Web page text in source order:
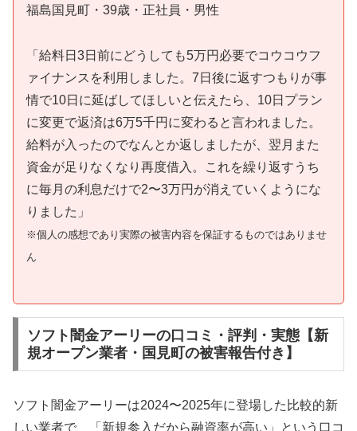
福島国見町・39歳・正社員・男性
「給料日3日前にどうしても5万円必要でコウコウフ
ァイナンスを利用しました。7日後に返すつもりが事
情で10日に延ばしてほしいと伝えたら、10日プラン
に変更で返済は6万5千円に変わると言われました。
給料が入ったのでなんとか返しましたが、翌月また
資金が足りなくなり再度借入。これを繰り返すうち
に毎月の利息だけで2〜3万円が消えていくようにな
りました」
※個人の感想であり実際の被害内容を保証するものではありませ
ん
ソフト闇金アーリーの口コミ・評判・実態【新
規オープン業者・国見町の被害報告付き】
ソフト闇金アーリーは2024〜2025年に登場した比較的新
しい業者で、「新規参入だから融資率が高い」という口コ